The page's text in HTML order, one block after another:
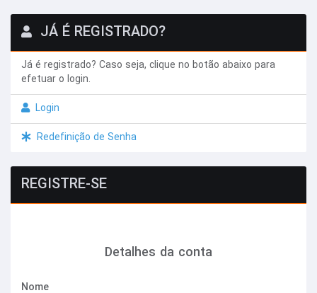
JÁ É REGISTRADO?
Já é registrado? Caso seja, clique no botão abaixo para
efetuar o login.
Login
Redefinição de Senha
REGISTRE-SE
Detalhes da conta
Nome